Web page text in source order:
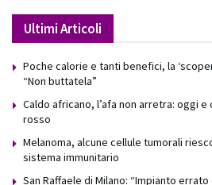
Ultimi Articoli
Poche calorie e tanti benefici, la
“Non buttatela”
Caldo africano, l’afa non arretra: oggi
rosso
Melanoma, alcune cellule tumorali
sistema immunitario
San Raffaele di Milano: “Impianto